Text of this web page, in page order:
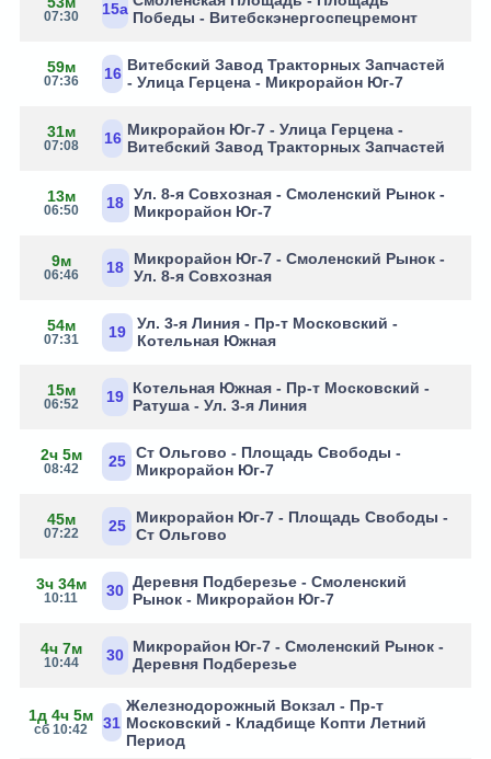
07:30 15а Победы - Витебскэнергоспецремонт
59м
07:36 16 Витебский Завод Тракторных Запчастей
- Улица Герцена - Микрорайон Юг-7
31м
07:08 16 Микрорайон Юг-7 - Улица Герцена -
Витебский Завод Тракторных Запчастей
13м
06:50 18 Ул. 8-я Совхозная - Смоленский Рынок -
Микрорайон Юг-7
9м
06:46 18
Микрорайон Юг-7 - Смоленский Рынок -
Ул. 8-я Совхозная
54м
07:31 19
Ул. 3-я Линия - Пр-т Московский -
Котельная Южная
15м
06:52 19 Котельная Южная - Пр-т Московский -
Ратуша - Ул. 3-я Линия
2ч 5м
08:42 25
Ст Ольгово - Площадь Свободы -
Микрорайон Юг-7
45м
07:22 25
Микрорайон Юг-7 - Площадь Свободы -
Ст Ольгово
3ч 34м
10:11 30 Деревня Подберезье - Смоленский
Рынок - Микрорайон Юг-7
4ч 7м
10:44 30 Микрорайон Юг-7 - Смоленский Рынок -
Деревня Подберезье
1д 4ч 5м
сб 10:42 31
Железнодорожный Вокзал - Пр-т
Московский - Кладбище Копти Летний
Период